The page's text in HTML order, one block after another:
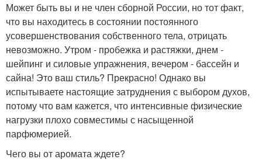
Может быть вы и не член сборной России, но тот факт,
что вы находитесь в состоянии постоянного
усовершенствования собственного тела, отрицать
невозможно. Утром - пробежка и растяжки, днем -
шейпинг и силовые упражнения, вечером - бассейн и
сайна! Это ваш стиль? Прекрасно! Однако вы
испытываете настоящие затруднения с выбором духов,
потому что вам кажется, что интенсивные физические
нагрузки плохо совместимы с насыщенной
парфюмерией.
Чего вы от аромата ждете?